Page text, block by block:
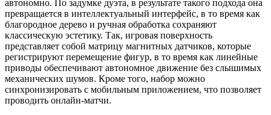
автономно. По задумке дуэта, в результате такого подхода она
превращается в интеллектуальный интерфейс, в то время как
благородное дерево и ручная обработка сохраняют
классическую эстетику. Так, игровая поверхность
представляет собой матрицу магнитных датчиков, которые
регистрируют перемещение фигур, в то время как линейные
приводы обеспечивают автономное движение без слышимых
механических шумов. Кроме того, набор можно
синхронизировать с мобильным приложением, что позволяет
проводить онлайн‑матчи.